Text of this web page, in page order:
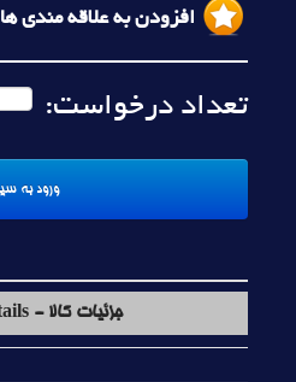
افزودن به علاقه مندی ها
تعداد درخواست:
جزئیات کالا - Product details